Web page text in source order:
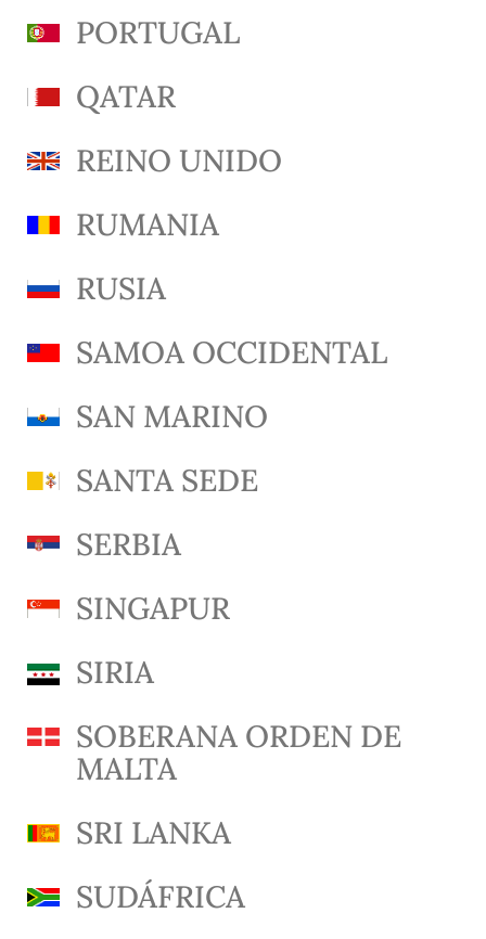
PORTUGAL
QATAR
REINO UNIDO
RUMANIA
RUSIA
SAMOA OCCIDENTAL
SAN MARINO
SANTA SEDE
SERBIA
SINGAPUR
SIRIA
SOBERANA ORDEN DE
MALTA
SRI LANKA
SUDÁFRICA